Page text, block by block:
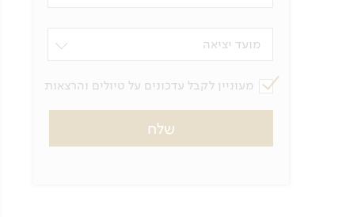
מועד יציאה
מעוניין לקבל עדכונים על טיולים והרצאות